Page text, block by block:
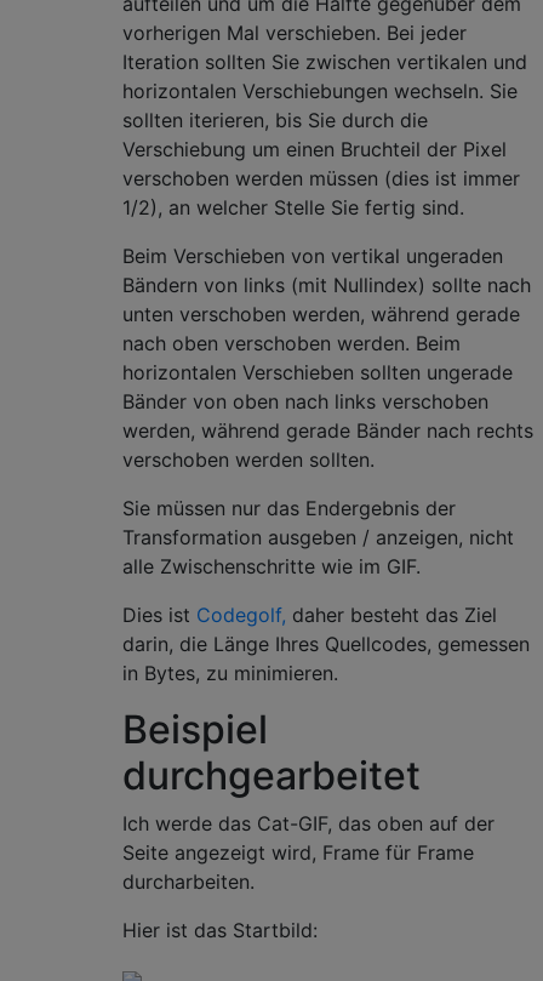
vorherigen Mal verschieben. Bei jeder
Iteration sollten Sie zwischen vertikalen und
horizontalen Verschiebungen wechseln. Sie
sollten iterieren, bis Sie durch die
Verschiebung um einen Bruchteil der Pixel
verschoben werden müssen (dies ist immer
1/2), an welcher Stelle Sie fertig sind.
Beim Verschieben von vertikal ungeraden
Bändern von links (mit Nullindex) sollte nach
unten verschoben werden, während gerade
nach oben verschoben werden. Beim
horizontalen Verschieben sollten ungerade
Bänder von oben nach links verschoben
werden, während gerade Bänder nach rechts
verschoben werden sollten.
Sie müssen nur das Endergebnis der
Transformation ausgeben / anzeigen, nicht
alle Zwischenschritte wie im GIF.
Dies ist Codegolf, daher besteht das Ziel
darin, die Länge Ihres Quellcodes, gemessen
in Bytes, zu minimieren.
Beispiel
durchgearbeitet
Ich werde das Cat-GIF, das oben auf der
Seite angezeigt wird, Frame für Frame
durcharbeiten.
Hier ist das Startbild: